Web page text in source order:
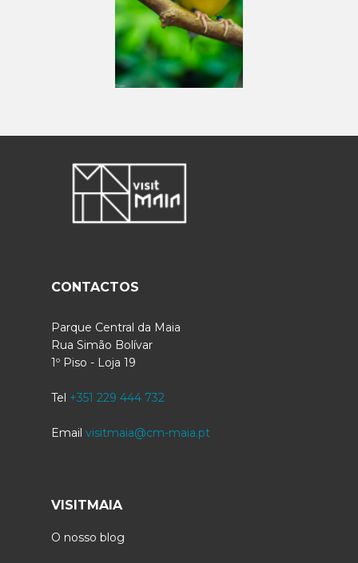
CONTACTOS
Parque Central da Maia
Rua Simão Bolívar
1º Piso - Loja 19
Tel +351 229 444 732
Email visitmaia@cm-maia.pt
VISITMAIA
O nosso blog